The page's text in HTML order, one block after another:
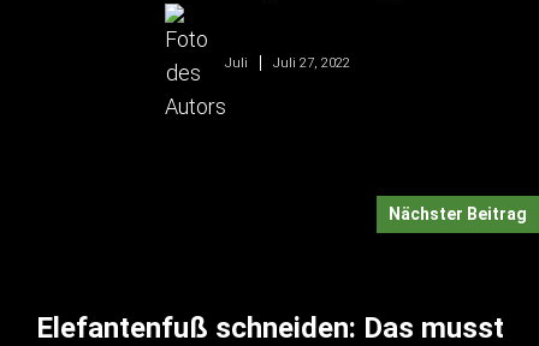
Juli Juli 27, 2022
Nächster Beitrag
Elefantenfuß schneiden: Das musst